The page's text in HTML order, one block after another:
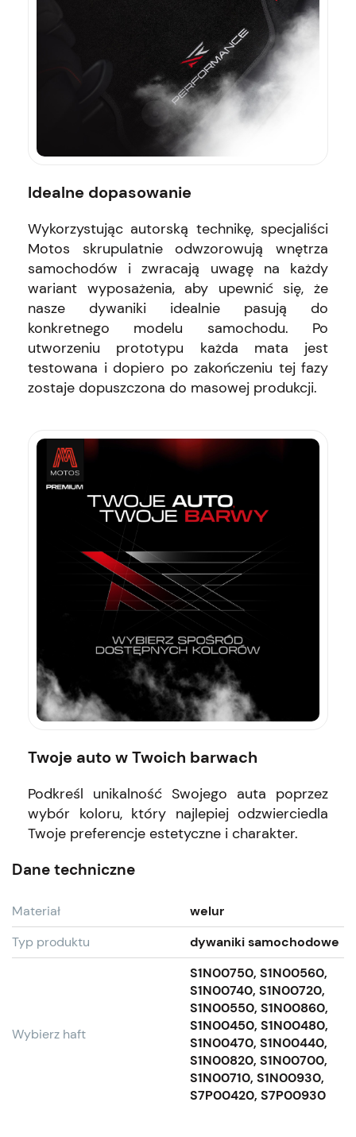
Idealne dopasowanie
Wykorzystując autorską technikę, specjaliści
Motos skrupulatnie odwzorowują wnętrza
samochodów i zwracają uwagę na każdy
wariant wyposażenia, aby upewnić się, że
nasze dywaniki idealnie pasują do
konkretnego modelu samochodu. Po
utworzeniu prototypu każda mata jest
testowana i dopiero po zakończeniu tej fazy
zostaje dopuszczona do masowej produkcji.
Twoje auto w Twoich barwach
Podkreśl unikalność Swojego auta poprzez
wybór koloru, który najlepiej odzwierciedla
Twoje preferencje estetyczne i charakter.
Dane techniczne
Materiał
welur
Typ produktu
dywaniki samochodowe
Wybierz haft
S1N00750, S1N00560,
S1N00740, S1N00720,
S1N00550, S1N00860,
S1N00450, S1N00480,
S1N00470, S1N00440,
S1N00820, S1N00700,
S1N00710, S1N00930,
S7P00420, S7P00930